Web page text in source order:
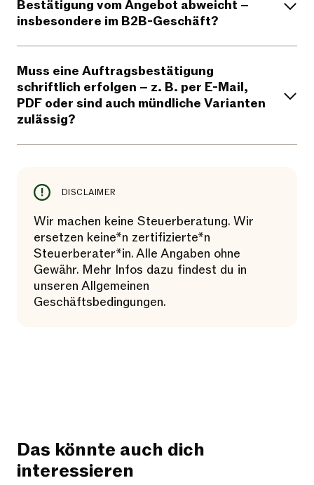
Bestätigung vom Angebot abweicht –
insbesondere im B2B-Geschäft?
Muss eine Auftragsbestätigung
schriftlich erfolgen – z. B. per E-Mail,
PDF oder sind auch mündliche Varianten
zulässig?
DISCLAIMER
Wir machen keine Steuerberatung. Wir
ersetzen keine*n zertifizierte*n
Steuerberater*in. Alle Angaben ohne
Gewähr. Mehr Infos dazu findest du in
unseren Allgemeinen
Geschäftsbedingungen.
Das könnte auch dich
interessieren